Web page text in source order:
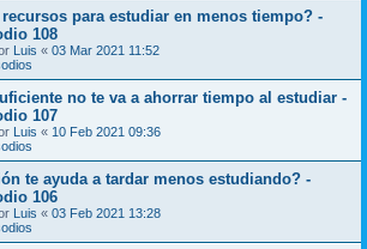
para estudiar en menos tiempo? -
108
Luis « 03 Mar 2021 11:52
no te va a ahorrar tiempo al estudiar -
107
Luis « 10 Feb 2021 09:36
te ayuda a tardar menos estudiando? -
106
Luis « 03 Feb 2021 13:28